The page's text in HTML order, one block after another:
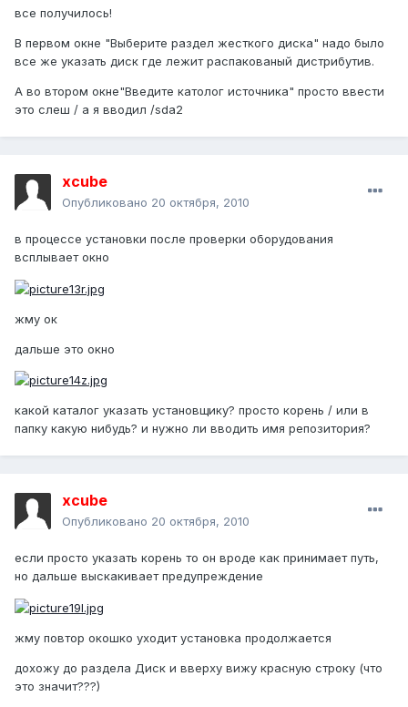
все получилось!
В первом окне "Выберите раздел жесткого диска" надо было
все же указать диск где лежит распакованый дистрибутив.
А во втором окне"Введите католог источника" просто ввести
это слеш / а я вводил /sda2
xcube
Опубликовано 20 октября, 2010
в процессе установки после проверки оборудования
всплывает окно
жму ок
дальше это окно
какой каталог указать установщику? просто корень / или в
папку какую нибудь? и нужно ли вводить имя репозитория?
xcube
Опубликовано 20 октября, 2010
если просто указать корень то он вроде как принимает путь,
но дальше выскакивает предупреждение
жму повтор окошко уходит установка продолжается
дохожу до раздела Диск и вверху вижу красную строку (что
это значит???)